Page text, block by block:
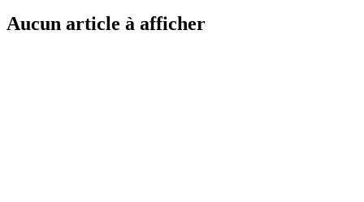
Aucun article à afficher